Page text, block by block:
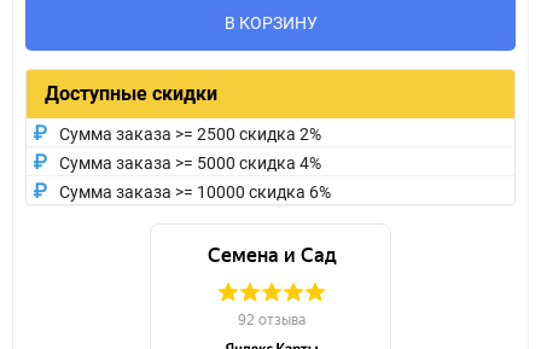
В КОРЗИНУ
Доступные скидки
Сумма заказа >= 2500 скидка 2%
Сумма заказа >= 5000 скидка 4%
Сумма заказа >= 10000 скидка 6%